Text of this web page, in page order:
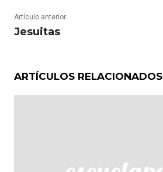
Artículo anterior
Jesuitas
ARTÍCULOS RELACIONADOS